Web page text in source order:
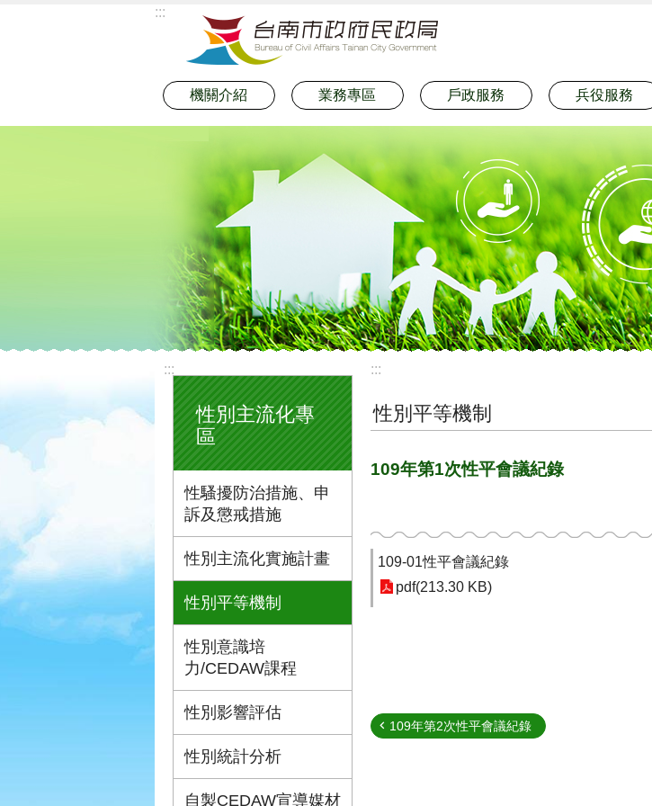
:::
機關介紹 業務專區 戶政服務 兵役服務
:::
性別主流化專
區
性騷擾防治措施、申
訴及懲戒措施
性別主流化實施計畫
性別平等機制
性別意識培
力/CEDAW課程
性別影響評估
性別統計分析
自製CEDAW宣導媒材
:::
性別平等機制
109年第1次性平會議紀錄
109-01性平會議紀錄
pdf(213.30 KB)
109年第2次性平會議紀錄